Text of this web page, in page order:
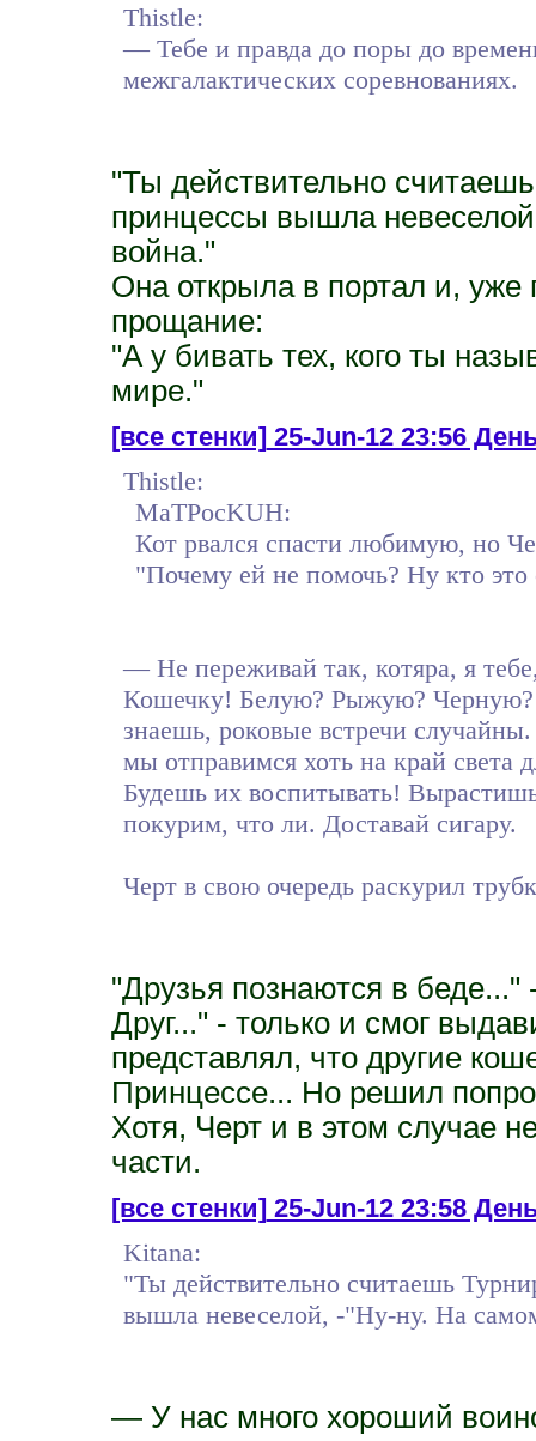
Thistle:
— Тебе и правда до поры до
межгалактических соревнованиях.
"Ты действительно
принцессы вышла
война."
Она открыла в портал и, уже
прощание:
"А у бивать тех, кого ты
мире."
[все стенки]25-Jun-12 23:56
Thistle:
MaTPocKUH:
Кот рвался спасти любимую, но
"Почему ей не помочь? Ну кто
— Не переживай так, котяра, я
Кошечку! Белую? Рыжую?
знаешь, роковые встречи
мы отправимся хоть на край света
Будешь их воспитывать!
покурим, что ли. Доставай сигару.
Черт в свою очередь раскурил
"Друзья познаются в
Друг..." - только и смог
представлял, что другие
Принцессе... Но решил
Хотя, Черт и в этом случае
части.
[все стенки]25-Jun-12 23:58
Kitana:
"Ты действительно считаешь
вышла невеселой, -"Ну-ну. На
— У нас много хороший